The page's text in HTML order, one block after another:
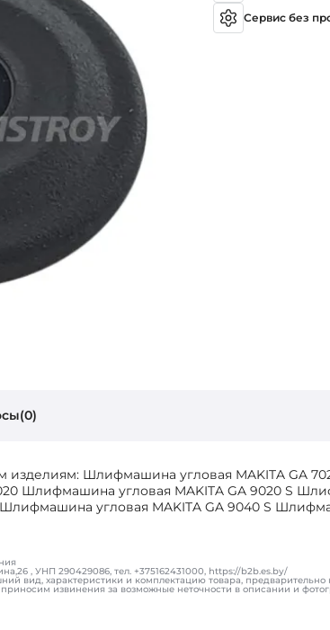
Сервис без
изделиям: Шлифмашина угловая MAKITA GA
Шлифмашина угловая MAKITA GA 9020 S
угловая MAKITA GA 9040 S
, УНП 290429086, тел. +375162431000, https://b2b.es.by/
вид, характеристики и комплектацию товара,
извинения за возможные неточности в описании и